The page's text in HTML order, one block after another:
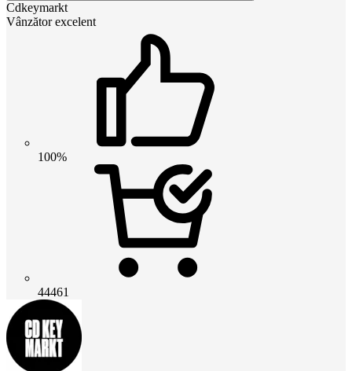
Cdkeymarkt
Vânzător excelent
100%
44461